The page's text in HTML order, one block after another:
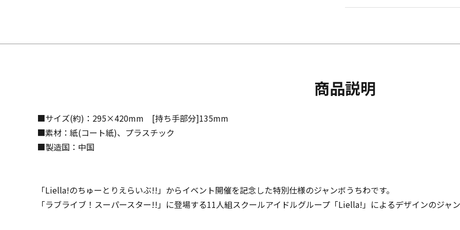
商品説明
■サイズ(約)：295×420mm [持ち手部分]135mm
■素材：紙(コート紙)、プラスチック
■製造国：中国
「Liella!のちゅーとりえらいぶ!!」からイベント開催を記念した特別仕様のジャンボうちわです。
「ラブライブ！スーパースター!!」に登場する11人組スクールアイドルグループ「Liella!」によるデザインのジャ